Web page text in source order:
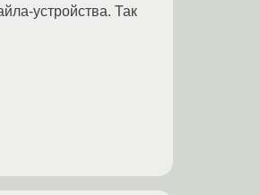
устройства. Так